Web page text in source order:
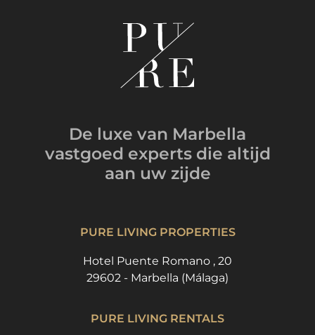
De luxe van Marbella
vastgoed experts die altijd
aan uw zijde
PURE LIVING PROPERTIES
Hotel Puente Romano , 20
29602 - Marbella (Málaga)
PURE LIVING RENTALS